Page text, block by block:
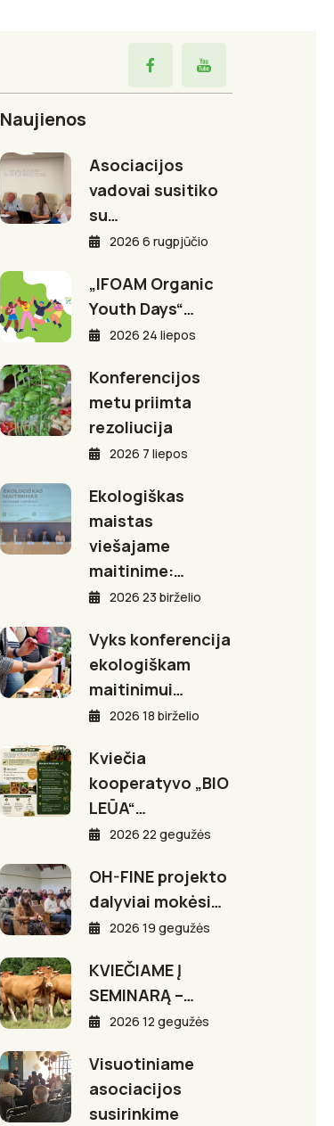
Naujienos
Asociacijos
vadovai susitiko
su…
2026 6 rugpjūčio
„IFOAM Organic
Youth Days“…
2026 24 liepos
Konferencijos
metu priimta
rezoliucija
2026 7 liepos
Ekologiškas
maistas
viešajame
maitinime:…
2026 23 birželio
Vyks konferencija
ekologiškam
maitinimui…
2026 18 birželio
Kviečia
kooperatyvo „BIO
LEŪA“…
2026 22 gegužės
OH-FINE projekto
dalyviai mokėsi…
2026 19 gegužės
KVIEČIAME Į
SEMINARĄ –…
2026 12 gegužės
Visuotiniame
asociacijos
susirinkime